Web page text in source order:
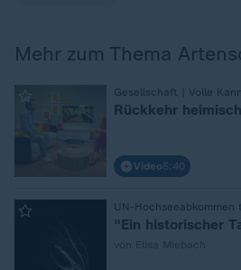
Mehr zum Thema
Gesellschaft | Volle
Rückkehr
Video5:40
UN-
"Ein historischer